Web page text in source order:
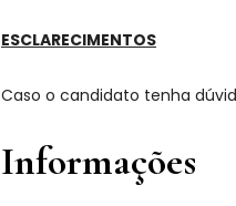
ESCLARECIMENTOS
Caso o candidato tenha
Informações